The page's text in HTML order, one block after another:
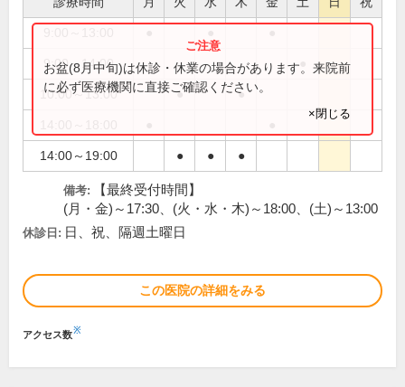
9:00～14:00
10:00～13:00 ● ●
14:00～19:00 ● ● ●
お盆(8月中旬)は休診・休業の場合があります。来院前
に必ず医療機関に直接ご確認ください。
×閉じる
備考:
【最終受付時間】
(月・金)～17:30、(火・水・木)～18:00、(土)～13:00
休診日: 日、祝、隔週土曜日
この医院の詳細をみる
アクセス数※